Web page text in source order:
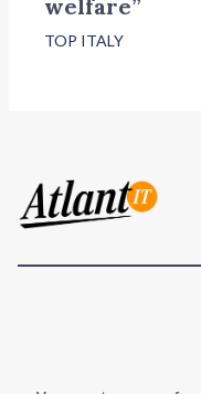
welfare”
TOP ITALY